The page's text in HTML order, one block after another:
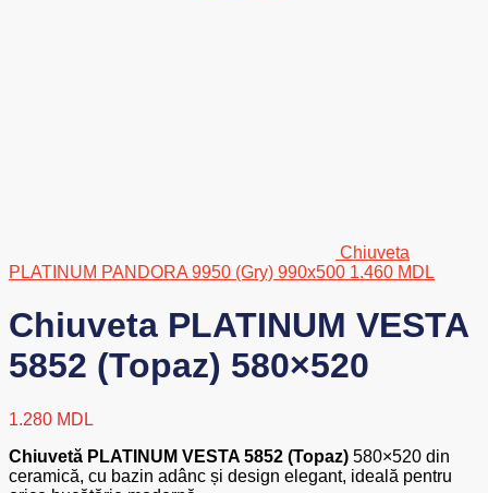
Chiuveta
PLATINUM PANDORA 9950 (Gry) 990x500 1.460 MDL
Chiuveta PLATINUM VESTA
5852 (Topaz) 580×520
1.280 MDL
Chiuvetă PLATINUM VESTA 5852 (Topaz) 580×520 din
ceramică, cu bazin adânc și design elegant, ideală pentru